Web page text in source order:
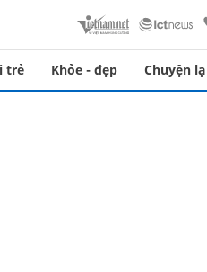
trẻ Khỏe - đẹp Chuyện lạ